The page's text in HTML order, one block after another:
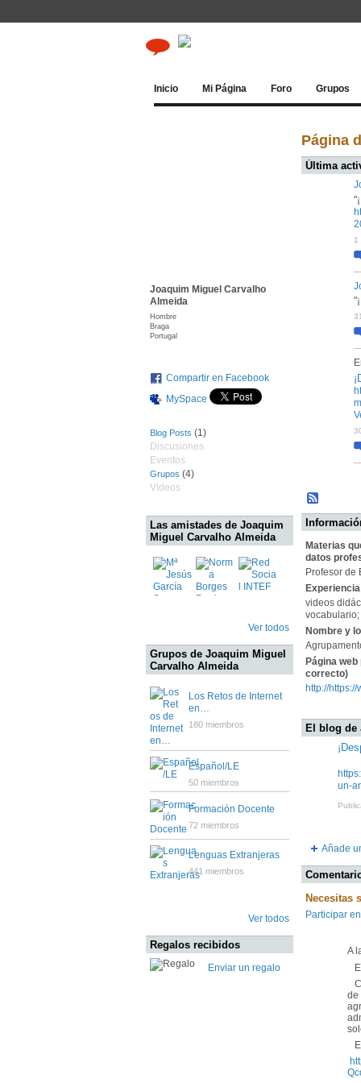
Inicio Mi Página Foro Grupos
Joaquim Miguel Carvalho
Almeida
Hombre
Braga
Portugal
Compartir en Facebook
MySpace
Blog Posts (1)
Discusiones
Eventos
Grupos (4)
Vídeos
Las amistades de Joaquim
Miguel Carvalho Almeida
Ver todos
Grupos de Joaquim Miguel
Carvalho Almeida
Los Retos de Internet
en…
180 miembros
Español/LE
50 miembros
Formación Docente
72 miembros
Lenguas Extranjeras
441 miembros
Ver todos
Regalos recibidos
Enviar un regalo
Página
Última
1
Materias
datos
Profesor de
videos
Nombre y
Página
correcto)
http://
El blog de
un-
Añade
Necesitas
Participar
A
de